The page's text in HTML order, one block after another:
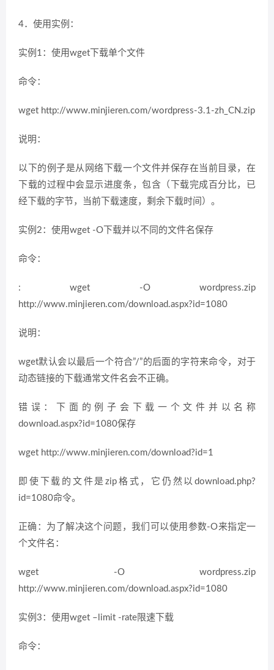
4．使用实例：
实例1：使用wget下载单个文件
命令：
wget http://www.minjieren.com/wordpress-3.1-zh_CN.zip
说明：
以下的例子是从网络下载一个文件并保存在当前目录，在
下载的过程中会显示进度条，包含（下载完成百分比，已
经下载的字节，当前下载速度，剩余下载时间）。
实例2：使用wget -O下载并以不同的文件名保存
命令：
: wget -O wordpress.zip
http://www.minjieren.com/download.aspx?id=1080
说明：
wget默认会以最后一个符合”/”的后面的字符来命令，对于
动态链接的下载通常文件名会不正确。
错误：下面的例子会下载一个文件并以名称
download.aspx?id=1080保存
wget http://www.minjieren.com/download?id=1
即使下载的文件是zip格式，它仍然以download.php?
id=1080命令。
正确：为了解决这个问题，我们可以使用参数-O来指定一
个文件名：
wget -O wordpress.zip
http://www.minjieren.com/download.aspx?id=1080
实例3：使用wget –limit -rate限速下载
命令：